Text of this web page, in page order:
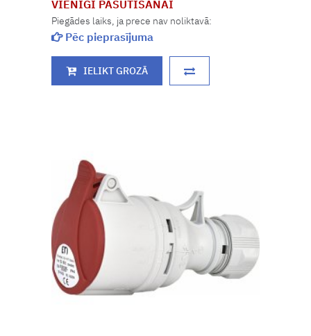
VIENĪGI PASŪTĪŠANAI
Piegādes laiks, ja prece nav noliktavā:
Pēc pieprasījuma
IELIKT GROZĀ